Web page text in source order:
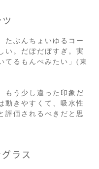
たぶんちょいゆるコー
い。だぼだぼすぎ。実
てるもんぺみたい」(東
もう少し違った印象だ
きやすくて、吸水性
評価されるべきだと思
ラス